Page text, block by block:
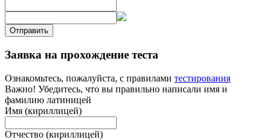
Отправить
Заявка на прохождение теста
Ознакомьтесь, пожалуйста, с правилами тестирования
Важно! Убедитесь, что вы правильно написали имя и
фамилию латиницей
Имя (кириллицей)
Отчество (кириллицей)